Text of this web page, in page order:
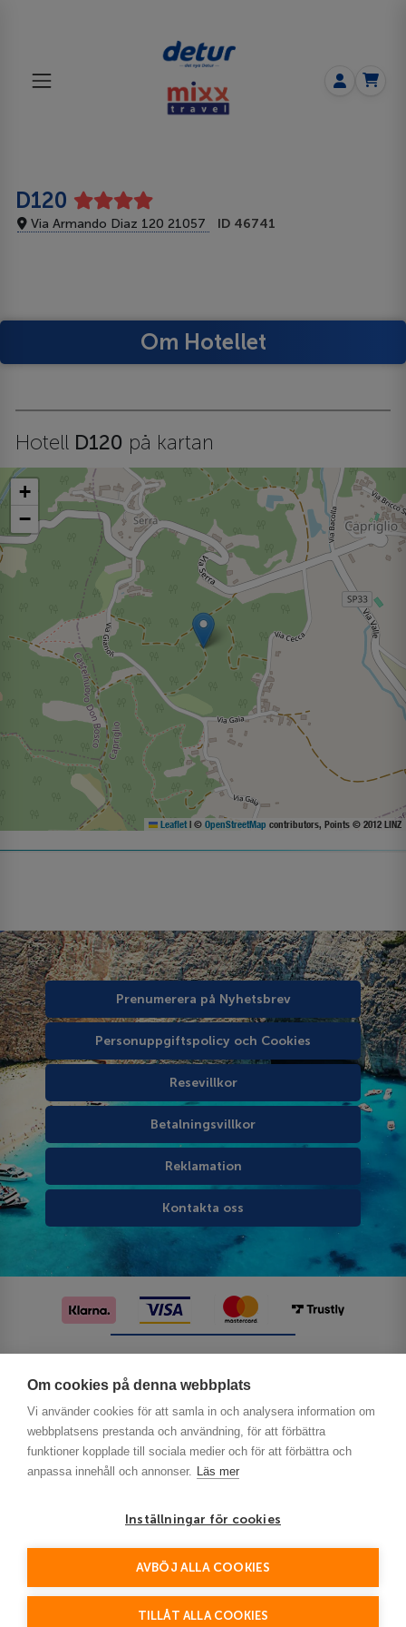
Om cookies på denna webbplats
Vi använder cookies för att samla in och analysera information om
webbplatsens prestanda och användning, för att förbättra
funktioner kopplade till sociala medier och för att förbättra och
anpassa innehåll och annonser. Läs mer
Inställningar för cookies
AVBÖJ ALLA COOKIES
TILLÅT ALLA COOKIES
D120
Via Armando Diaz 120 21057 ID 46741
Om Hotellet
Hotell D120 på kartan
+
−
Leaflet | © OpenStreetMap contributors, Points © 2012 LINZ
Prenumerera på Nyhetsbrev
Personuppgiftspolicy och Cookies
Resevillkor
Betalningsvillkor
Reklamation
Kontakta oss
This site is protected by reCAPTCHA and the Google
Policy and Terms of Service apply.